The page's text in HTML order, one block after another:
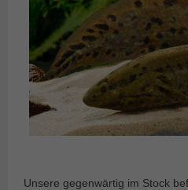
Unsere gegenwärtig im Stock